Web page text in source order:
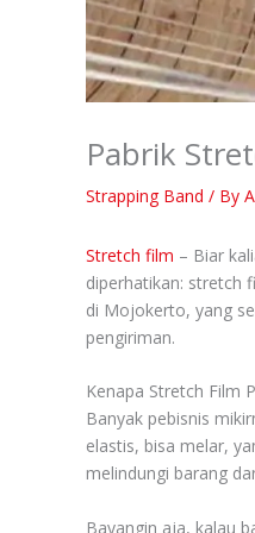
Pabrik
Strapping Band / By
Stretch film – Biar
diperhatikan: stretch
di Mojokerto, yang
pengiriman.
Kenapa Stretch Film
Banyak pebisnis
elastis, bisa melar,
melindungi barang
Bayangin aja, kalau